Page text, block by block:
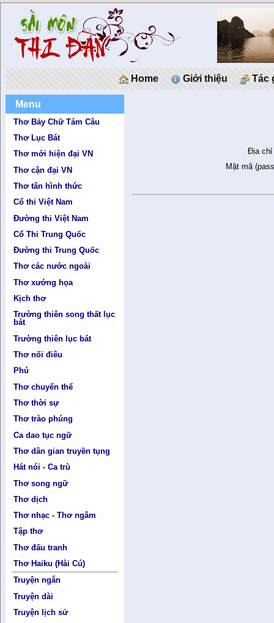
Home Giới thiệu Tác
Menu
Thơ Bảy Chữ Tám Câu
Thơ Lục Bát
Thơ mới hiện đại VN
Thơ cận đại VN
Thơ tân hình thức
Cổ thi Việt Nam
Đường thi Việt Nam
Cổ Thi Trung Quốc
Đường thi Trung Quốc
Thơ các nước ngoài
Thơ xướng họa
Kịch thơ
Trường thiên song thất lục
bát
Trường thiên lục bát
Thơ nối điêu
Phú
Thơ chuyển thể
Thơ thời sự
Thơ trào phúng
Ca dao tục ngữ
Thơ dân gian truyền tụng
Hát nói - Ca trù
Thơ song ngữ
Thơ dịch
Thơ nhạc - Thơ ngâm
Tập thơ
Thơ đấu tranh
Thơ Haiku (Hài Cú)
Truyện ngắn
Truyện dài
Truyện lịch sử
Địa chỉ
Mật mã